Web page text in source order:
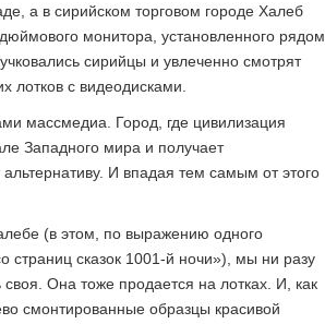
а в сирийском торговом городе Халеб
монитора, установленного рядом
сирийцы и увлеченно смотрят
лотков с видеодисками.
массмедиа. Город, где цивилизация
Западного мира и получает
И впадая тем самым от этого
(в этом, по выражению одного
страниц сказок 1001-й ночи»), мы ни разу
Она тоже продается на лотках. И, как
смонтированные образцы красивой